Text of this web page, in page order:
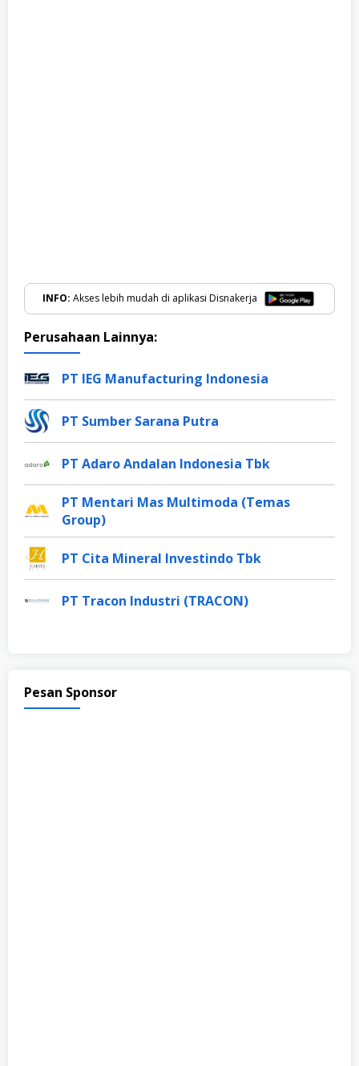
INFO: Akses lebih mudah di aplikasi Disnakerja
Perusahaan Lainnya:
PT IEG Manufacturing Indonesia
PT Sumber Sarana Putra
PT Adaro Andalan Indonesia Tbk
PT Mentari Mas Multimoda (Temas
Group)
PT Cita Mineral Investindo Tbk
PT Tracon Industri (TRACON)
Pesan Sponsor